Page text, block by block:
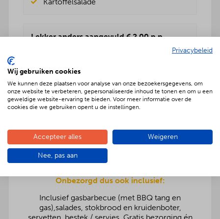
Lekker anders aangevuld € 2,00 p.p.
BBQenzo salade
Pasta salade
Kartoffelsalade
Rauwkost salade
Onbezorgd dus ook inclusief:
Inclusief gasbarbecue (met BBQ tang en
gas),salades, stokbrood en kruidenboter,
Privacybeleid
Wij gebruiken cookies
We kunnen deze plaatsen voor analyse van onze bezoekersgegevens, om
onze website te verbeteren, gepersonaliseerde inhoud te tonen en om u een
geweldige website-ervaring te bieden. Voor meer informatie over de
cookies die we gebruiken opent u de instellingen.
Accepteer alles Weigeren
Nee, pas aan